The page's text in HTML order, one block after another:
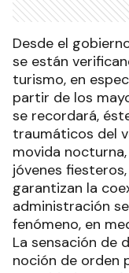
Desde el
se están
turismo, en
partir de los
se recordará,
traumáticos del
movida
jóvenes
garantizan la
administración
fenómeno, en
La sensación de
noción de orden